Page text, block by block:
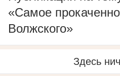
«Самое
Волжского»
Здесь